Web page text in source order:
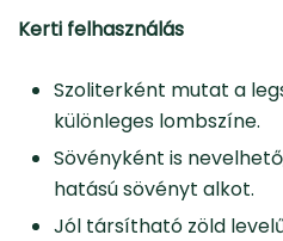
Kerti felhasználás
Szoliterként mutat a
különleges lombszíne.
Sövényként is
hatású sövényt alkot.
Jól társítható zöld